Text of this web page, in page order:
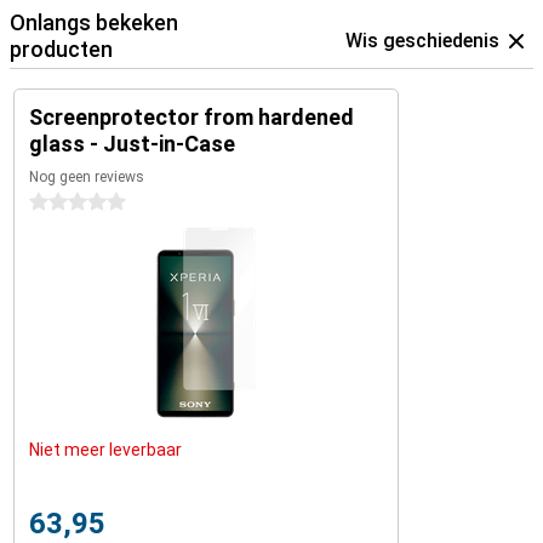
Onlangs bekeken
producten
Wis geschiedenis
Screenprotector from hardened
glass - Just-in-Case
Nog geen reviews
0 sterren
Niet meer leverbaar
63,95